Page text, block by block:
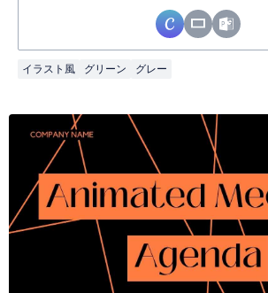
イラスト風 グリーン グレー